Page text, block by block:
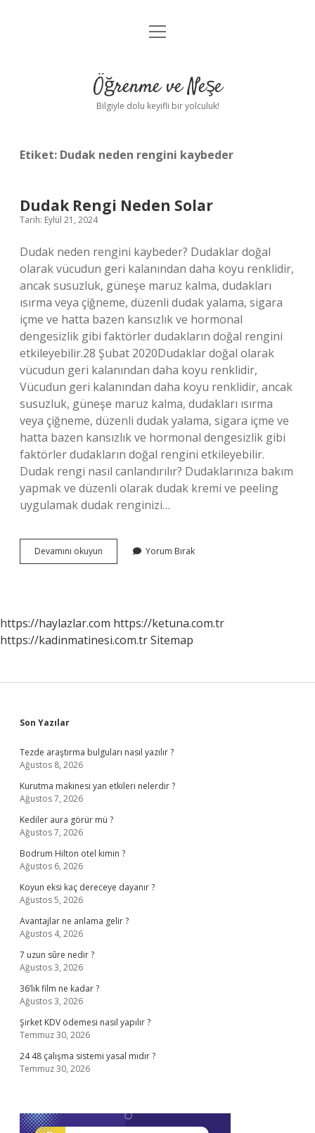
Anasayfa
Yasal Uyarı
menüyü
Öğrenme ve Neşe
Bilgiyle dolu keyifli bir yolculuk!
Etiket: Dudak neden rengini kaybeder
Dudak Rengi Neden Solar
Tarih: Eylül 21, 2024
Dudak neden rengini kaybeder? Dudaklar doğal
olarak vücudun geri kalanından daha koyu renklidir,
ancak susuzluk, güneşe maruz kalma, dudakları
ısırma veya çiğneme, düzenli dudak yalama, sigara
içme ve hatta bazen kansızlık ve hormonal
dengesizlik gibi faktörler dudakların doğal rengini
etkileyebilir.28 Şubat 2020Dudaklar doğal olarak
vücudun geri kalanından daha koyu renklidir,
Vücudun geri kalanından daha koyu renklidir, ancak
susuzluk, güneşe maruz kalma, dudakları ısırma
veya çiğneme, düzenli dudak yalama, sigara içme ve
hatta bazen kansızlık ve hormonal dengesizlik gibi
faktörler dudakların doğal rengini etkileyebilir.
Dudak rengi nasıl canlandırılır? Dudaklarınıza bakım
yapmak ve düzenli olarak dudak kremi ve peeling
uygulamak dudak renginizi…
Devamını okuyun
Rengi
Yorum Bırak
https://haylazlar.com https://ketuna.com.tr
https://kadinmatinesi.com.trSitemap
Sidebar
Son Yazılar
Tezde araştırma bulguları nasıl yazılır ?
Ağustos 8, 2026
Kurutma makinesi yan etkileri nelerdir ?
Ağustos 7, 2026
Kediler aura görür mü ?
Ağustos 7, 2026
Bodrum Hilton otel kimin ?
Ağustos 6, 2026
Koyun eksi kaç dereceye dayanır ?
Ağustos 5, 2026
Avantajlar ne anlama gelir ?
Ağustos 4, 2026
7 uzun sûre nedir ?
Ağustos 3, 2026
36’lık film ne kadar ?
Ağustos 3, 2026
Şirket KDV ödemesi nasıl yapılır ?
Temmuz 30, 2026
24 48 çalışma sistemi yasal mıdır ?
Temmuz 30, 2026